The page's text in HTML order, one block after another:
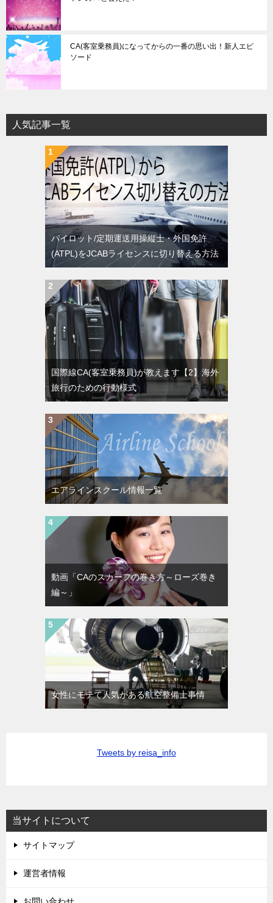
CA(客室乗務員)になってからの一番の思い出！新人エピ
ソード
人気記事一覧
パイロット/定期運送用操縦士・外国免許
(ATPL)をJCABライセンスに切り替える方法
国際線CA(客室乗務員)が教えます【2】海外
旅行のための行動様式
エアラインスクール情報一覧
動画「CAのスカーフの巻き方～ローズ巻き
編～」
女性にモテて人気がある航空整備士事情
Tweets by reisa_info
当サイトについて
サイトマップ
運営者情報